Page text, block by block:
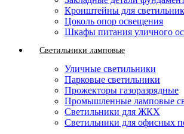
Кронштейны для
Цоколь опор освещения
Шкафы питания уличного
Светильники ламповые
Уличные светильники
Парковые светильники
Прожекторы газоразрядные
Промышленные ламповые
Светильники для ЖКХ
Светильники для офисных